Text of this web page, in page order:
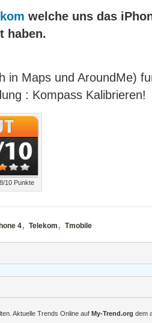
welche uns das
haben.
in Maps und AroundMe)
: Kompass Kalibrieren!
10 Punkte
4, Telekom , Tmobile
Aktuelle Trends Online auf My-Trend.org dem